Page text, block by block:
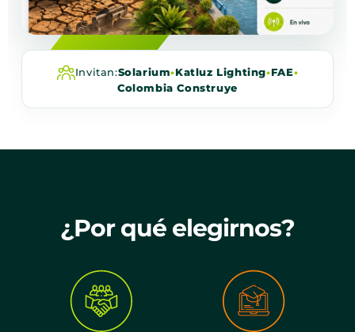
Invitan:Solarium•Katluz Lighting•FAE•
Colombia Construye
¿Por qué elegirnos?